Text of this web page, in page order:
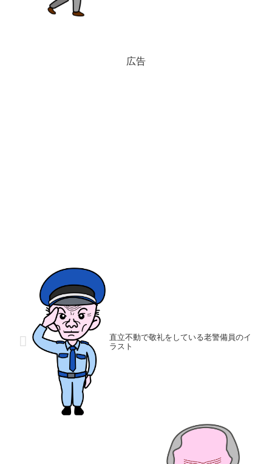
広告
直立不動で敬礼をしている老警備員のイ
ラスト